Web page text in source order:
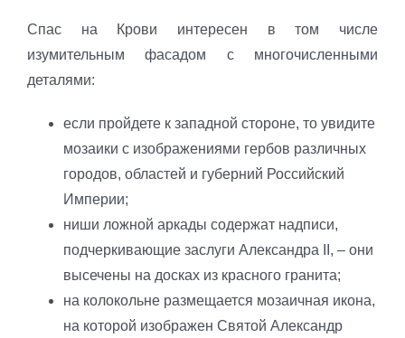
Спас на Крови интересен в том числе
изумительным фасадом с многочисленными
деталями:
если пройдете к западной стороне, то увидите
мозаики с изображениями гербов различных
городов, областей и губерний Российский
Империи;
ниши ложной аркады содержат надписи,
подчеркивающие заслуги Александра II, – они
высечены на досках из красного гранита;
на колокольне размещается мозаичная икона,
на которой изображен Святой Александр